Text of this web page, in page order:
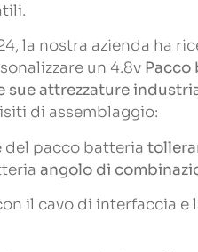
la nostra azienda ha
un 4.8v Pacco
sue attrezzature
di assemblaggio:
del pacco batteria
angolo di
il cavo di interfaccia